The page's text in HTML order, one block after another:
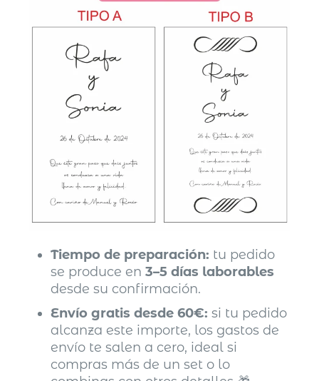
Tiempo de preparación: tu pedido
se produce en3–5 días laborables
desde su confirmación.
Envío gratis desde 60€: si tu pedido
alcanza este importe, los gastos de
envío te salen a cero, ideal si
compras más de un set o lo